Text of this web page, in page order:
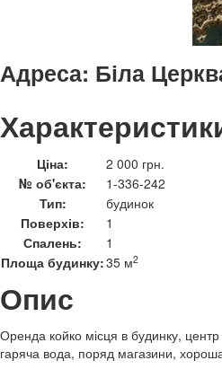
Адреса: Біла
Ціна:
2 000 грн.
№ об'єкта:
1-336-242
Тип:
будинок
Поверхів:
1
Спалень:
1
Площа будинку:35 м2
Опис
Оренда койко місця в будинку, центр
гаряча вода, поряд магазини,